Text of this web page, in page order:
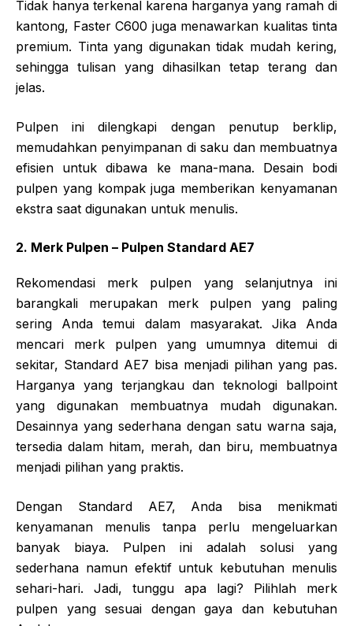
Tidak hanya terkenal karena harganya yang ramah di
kantong, Faster C600 juga menawarkan kualitas tinta
premium. Tinta yang digunakan tidak mudah kering,
sehingga tulisan yang dihasilkan tetap terang dan
jelas.
Pulpen ini dilengkapi dengan penutup berklip,
memudahkan penyimpanan di saku dan membuatnya
efisien untuk dibawa ke mana-mana. Desain bodi
pulpen yang kompak juga memberikan kenyamanan
ekstra saat digunakan untuk menulis.
2. Merk Pulpen – Pulpen Standard AE7
Rekomendasi merk pulpen yang selanjutnya ini
barangkali merupakan merk pulpen yang paling
sering Anda temui dalam masyarakat. Jika Anda
mencari merk pulpen yang umumnya ditemui di
sekitar, Standard AE7 bisa menjadi pilihan yang pas.
Harganya yang terjangkau dan teknologi ballpoint
yang digunakan membuatnya mudah digunakan.
Desainnya yang sederhana dengan satu warna saja,
tersedia dalam hitam, merah, dan biru, membuatnya
menjadi pilihan yang praktis.
Dengan Standard AE7, Anda bisa menikmati
kenyamanan menulis tanpa perlu mengeluarkan
banyak biaya. Pulpen ini adalah solusi yang
sederhana namun efektif untuk kebutuhan menulis
sehari-hari. Jadi, tunggu apa lagi? Pilihlah merk
pulpen yang sesuai dengan gaya dan kebutuhan